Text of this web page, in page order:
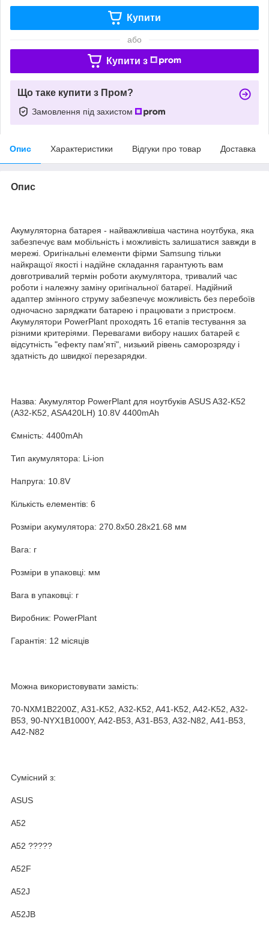
Купити
або
Купити з
Що таке купити з Пром?
Замовлення під захистом
Опис Характеристики Відгуки про товар Доставка
Опис
Акумуляторна батарея - найважливіша частина ноутбука, яка
забезпечує вам мобільність і можливість залишатися завжди в
мережі. Оригінальні елементи фірми Samsung тільки
найкращої якості і надійне складання гарантують вам
довготривалий термін роботи акумулятора, тривалий час
роботи і належну заміну оригінальної батареї. Надійний
адаптер змінного струму забезпечує можливість без перебоїв
одночасно заряджати батарею і працювати з пристроєм.
Акумулятори PowerPlant проходять 16 етапів тестування за
різними критеріями. Перевагами вибору наших батарей є
відсутність "ефекту пам'яті", низький рівень саморозряду і
здатність до швидкої перезарядки.
Назва: Акумулятор PowerPlant для ноутбуків ASUS A32-K52
(A32-K52, ASA420LH) 10.8V 4400mAh
Ємність: 4400mAh
Тип акумулятора: Li-ion
Напруга: 10.8V
Кількість елементів: 6
Розміри акумулятора: 270.8x50.28x21.68 мм
Вага: г
Розміри в упаковці: мм
Вага в упаковці: г
Виробник: PowerPlant
Гарантія: 12 місяців
Можна використовувати замість:
70-NXM1B2200Z, A31-K52, A32-K52, A41-K52, A42-K52, A32-
B53, 90-NYX1B1000Y, A42-B53, A31-B53, A32-N82, A41-B53,
A42-N82
Сумісний з:
ASUS
A52
A52 ?????
A52F
A52J
A52JB